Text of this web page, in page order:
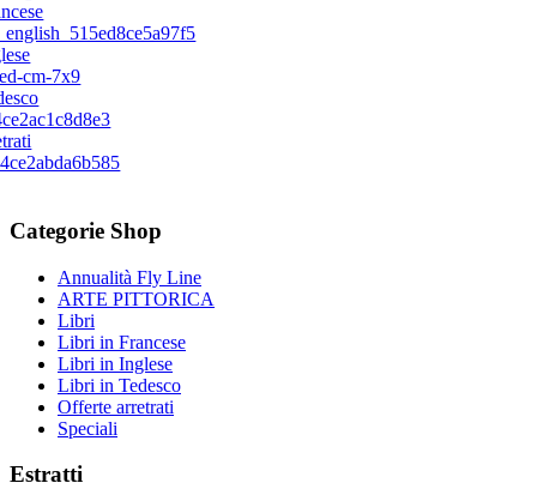
Categorie Shop
Annualità Fly Line
ARTE PITTORICA
Libri
Libri in Francese
Libri in Inglese
Libri in Tedesco
Offerte arretrati
Speciali
Estratti